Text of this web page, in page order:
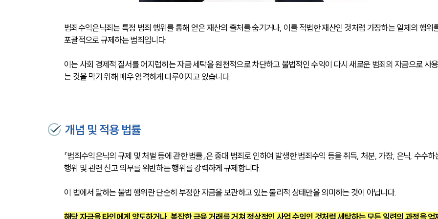
범죄수익은닉죄는 특정 범죄 행위를 통해 얻은 재산의 출처를 숨기거나, 이를 적법한 재산인 것처럼 가장하는 일체의 행위
포괄적으로 규제하는 범죄입니다.
이는 사회 경제적 질서를 어지럽히는 자금 세탁을 원천적으로 차단하고 불법적인 수익이 다시 새로운 범죄의 자금으로 사
는 것을 막기 위해 매우 엄격하게 다루어지고 있습니다.
개념 및 적용 법률
「범죄수익은닉의 규제 및 처벌 등에 관한 법률」은 중대 범죄로 인하여 발생한 범죄수익 등을 취득, 처분, 가장, 은닉, 수수하
행위 및 관련 신고 의무를 위반하는 행위를 강력하게 규제합니다.
이 법에서 말하는 불법 행위란 단순히 부정한 자금을 보관하고 있는 물리적 상태만을 의미하는 것이 아닙니다.
해당 자금을 타인에게 양도하거나, 복잡한 금융 거래를 거쳐 정상적인 사업 수익인 것처럼 세탁하는 모든 일련의 과정을 억